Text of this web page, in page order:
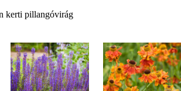
kerti pillangóvirág